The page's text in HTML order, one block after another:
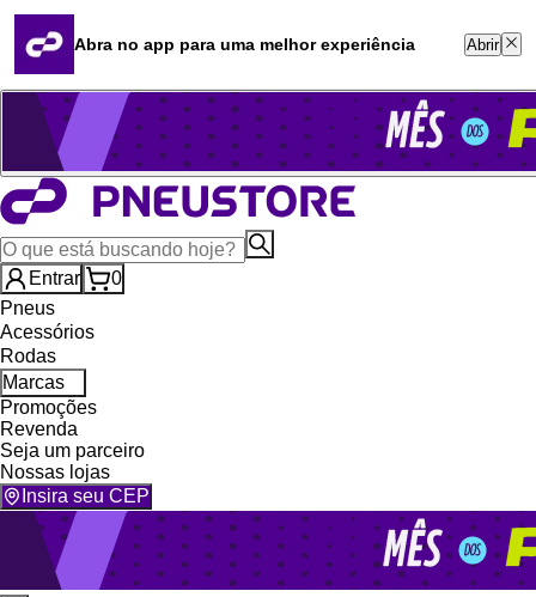
Quero revender
Blog
Whatsapp (16) 99764-8401
Televendas (47) 3046-2551
Entrar
0
Pneus
Acessórios
Rodas
Marcas
Promoções
Revenda
Seja um parceiro
Nossas lojas
Insira seu CEP
Abra no app para uma melhor experiência Abrir